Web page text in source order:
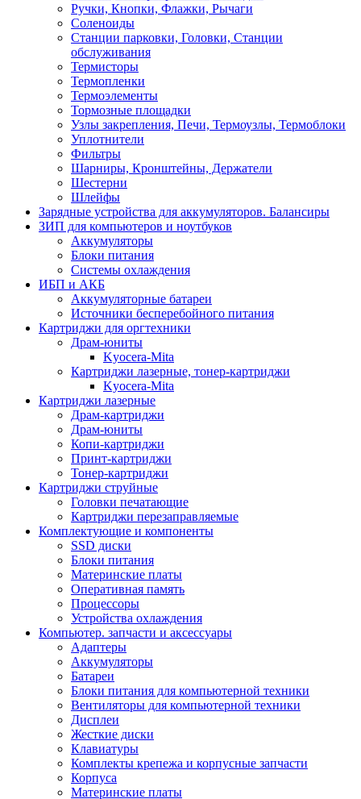
Ручки, Кнопки, Флажки, Рычаги
Соленоиды
Станции парковки, Головки, Станции
обслуживания
Термисторы
Термопленки
Термоэлементы
Тормозные площадки
Узлы закрепления, Печи, Термоузлы, Термоблоки
Уплотнители
Фильтры
Шарниры, Кронштейны, Держатели
Шестерни
Шлейфы
Зарядные устройства для аккумуляторов. Балансиры
ЗИП для компьютеров и ноутбуков
Аккумуляторы
Блоки питания
Системы охлаждения
ИБП и АКБ
Аккумуляторные батареи
Источники бесперебойного питания
Картриджи для оргтехники
Драм-юниты
Kyocera-Mita
Картриджи лазерные, тонер-картриджи
Kyocera-Mita
Картриджи лазерные
Драм-картриджи
Драм-юниты
Копи-картриджи
Принт-картриджи
Тонер-картриджи
Картриджи струйные
Головки печатающие
Картриджи перезаправляемые
Комплектующие и компоненты
SSD диски
Блоки питания
Материнские платы
Оперативная память
Процессоры
Устройства охлаждения
Компьютер. запчасти и аксессуары
Адаптеры
Аккумуляторы
Батареи
Блоки питания для компьютерной техники
Вентиляторы для компьютерной техники
Дисплеи
Жесткие диски
Клавиатуры
Комплекты крепежа и корпусные запчасти
Корпуса
Материнские платы